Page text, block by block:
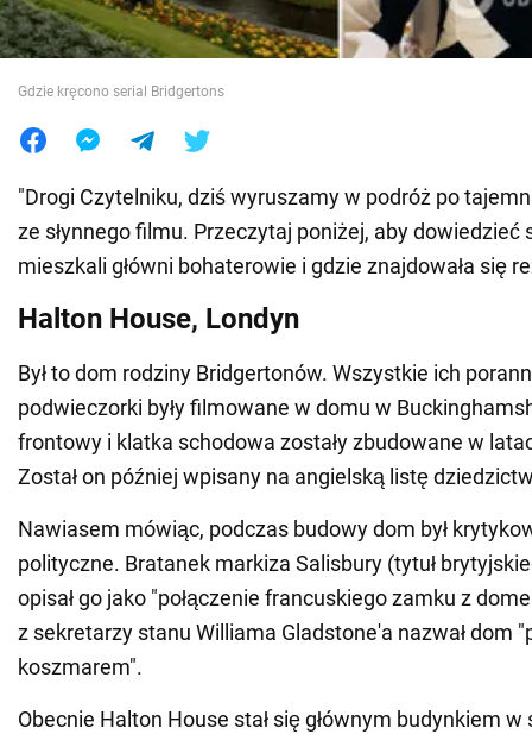
Świat
Jedzenie
Gdzie kręcono serial Bridgertons
"Drogi Czytelniku, dziś wyruszamy w podróż po
ze słynnego filmu. Przeczytaj poniżej, aby dowiedzieć
mieszkali główni bohaterowie i gdzie znajdowała się
Halton House, Londyn
Był to dom rodziny Bridgertonów. Wszystkie ich
podwieczorki były filmowane w domu w
frontowy i klatka schodowa zostały zbudowane w
Został on później wpisany na angielską listę
Nawiasem mówiąc, podczas budowy dom był
polityczne. Bratanek markiza Salisbury (tytuł
opisał go jako "połączenie francuskiego zamku z
z sekretarzy stanu Williama Gladstone'a nazwał dom
koszmarem".
Obecnie Halton House stał się głównym budynkiem w